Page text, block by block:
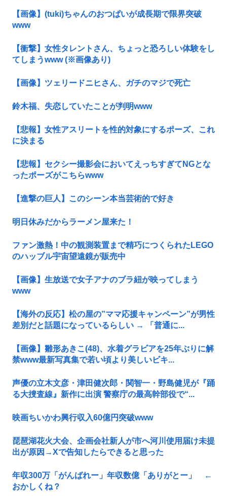
【画像】(tuki)ちゃんのおつぱいが成長期で限界突破
www
【衝撃】女性タレントさん、ちょっと恐ろしい体験をし
てしまうwww (※画像あり)
【画像】ツェリードニヒさん、ガチのマジで死亡
鈴木福、失恋していたことが判明www
【悲報】女性アスリートを性的対象にするポーズ、これ
に決まる
【悲報】セクシー撮影会においてえっちすぎてNGとな
ったポーズがこちらwww
【進撃の巨人】このシーン本当芸術的で好き
明日休みだからラーメン屋来た！
ファン激熱！中の観測装置まで精巧につくられたLEGO
のハッブル宇宙望遠鏡が販売中
【画像】生放送で女子アナのブラ紐が映ってしまう
www
【海外の反応】松の屋の”ママ応援キャンペーン”が男性
差別だと話題になっているらしい → 「普通に...
【画像】雛形あきこ(48)、水着グラビアを25年ぶりに解
禁www最新写真集で若い頃より美しいビキ...
声優の立木文彦・津田健次郎・関智一・野島健児が『踊
る大捜査線』新作に出演 警察庁の最高幹部役で“...
映画ちいかわ興行収入60億円突破www
琵琶湖花火大会、企画会社新人が市へ河川使用届け未提
出が原因→Xで告知したらできると思った
年収300万「がんばれー」年収数億「ありがとー」 ←
おかしくね？